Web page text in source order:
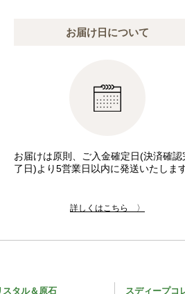
お届け日について
お届けは原則、ご入金確定日(決済確認
了日)より5営業日以内に発送いたします
詳しくはこちら 〉
スタル＆原石 スディープコ